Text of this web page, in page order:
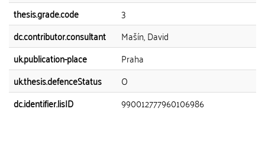
thesis.grade.code
3
dc.contributor.consultant
Mašín, David
uk.publication-place
Praha
uk.thesis.defenceStatus
O
dc.identifier.lisID
990012777960106986